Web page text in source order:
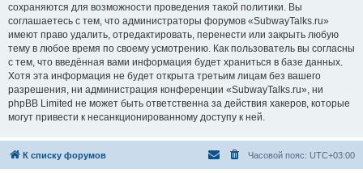
сохраняются для возможности проведения такой политики. Вы
соглашаетесь с тем, что администраторы форумов «SubwayTalks.ru»
имеют право удалить, отредактировать, перенести или закрыть любую
тему в любое время по своему усмотрению. Как пользователь вы согласны
с тем, что введённая вами информация будет храниться в базе данных.
Хотя эта информация не будет открыта третьим лицам без вашего
разрешения, ни администрация конференции «SubwayTalks.ru», ни
phpBB Limited не может быть ответственна за действия хакеров, которые
могут привести к несанкционированному доступу к ней.
К списку форумов Часовой пояс: UTC+03:00